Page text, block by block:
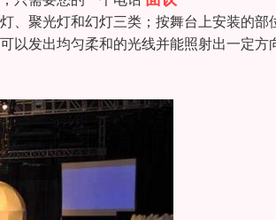
、聚光灯和幻灯三类；按舞台上安装的
以发出均匀柔和的光线并能照射出一定